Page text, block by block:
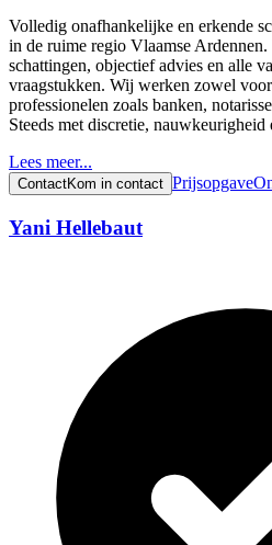
Volledig onafhankelijke en erkende
in de ruime regio Vlaamse
schattingen, objectief advies en alle
vraagstukken. Wij werken zowel
professionelen zoals banken,
Steeds met discretie,
Lees meer...
ContactKom in contact Prijsopgave
Yani Hellebaut